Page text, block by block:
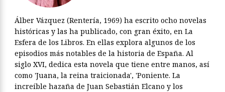
Álber Vázquez (Rentería, 1969) ha escrito ocho novelas
históricas y las ha publicado, con gran éxito, en La
Esfera de los Libros. En ellas explora algunos de los
episodios más notables de la historia de España. Al
siglo XVI, dedica esta novela que tiene entre manos, así
como 'Juana, la reina traicionada', 'Poniente. La
increíble hazaña de Juan Sebastián Elcano y los